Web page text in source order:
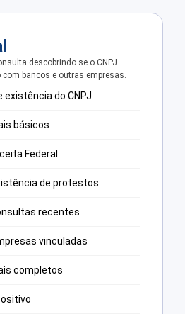
descobrindo se o CNPJ
bancos e outras empresas.
existência do CNPJ
básicos
Federal
de protestos
recentes
vinculadas
completos